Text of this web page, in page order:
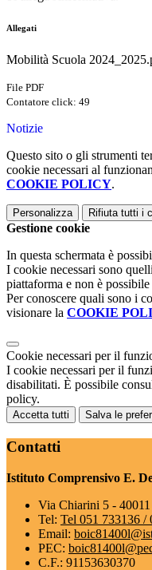
Allegati
Mobilità Scuola
File PDF
Contatore click: 49
Notizie
Questo sito o gli strumenti
cookie necessari al
COOKIE POLICY.
Personalizza Rifiuta tutti i
Gestione cookie
In questa schermata è
I cookie necessari sono
piattaforma e non è
Per conoscere quali sono i
visionare la COOKIE
Cookie necessari per il
I cookie necessari per il
disabilitati. È possibile
policy.
Accetta tutti Salva le
Contatti
Istituto Comprensivo E.
Via Chiarini 5 -
Tel: Tel 051 733136 /
Email:
PEC:
C.F.: 91153630370